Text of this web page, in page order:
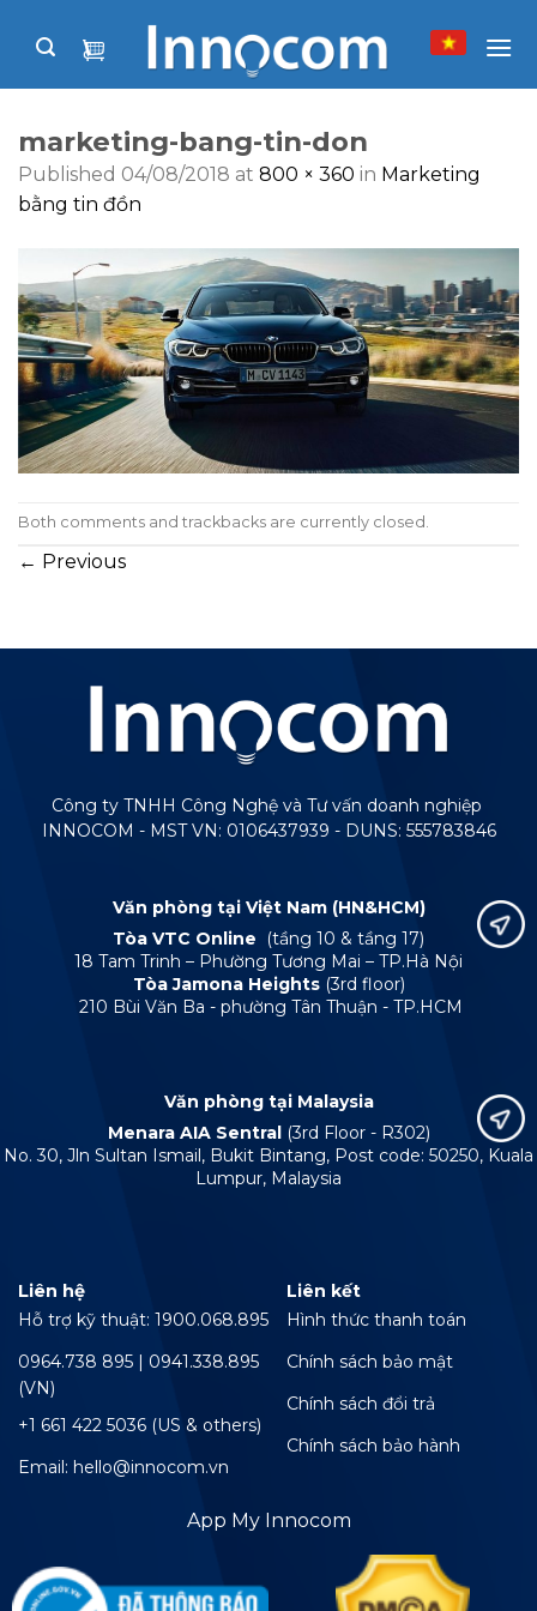
marketing-bang-tin-don
Published 04/08/2018 at 800 × 360 in Marketing
bằng tin đồn
Both comments and trackbacks are currently closed.
← Previous
Công ty TNHH Công Nghệ và Tư vấn doanh nghiệp
INNOCOM - MST VN: 0106437939 - DUNS: 555783846
Văn phòng tại Việt Nam (HN&HCM)
Tòa VTC Online
(tầng 10 & tầng 17)
18 Tam Trinh – Phường Tương Mai – TP.Hà Nội
Tòa Jamona Heights (3rd floor)
210 Bùi Văn Ba - phường Tân Thuận - TP.HCM
Văn phòng tại Malaysia
Menara AIA Sentral (3rd Floor - R302)
No. 30, Jln Sultan Ismail, Bukit Bintang, Post code: 50250, Kuala
Lumpur, Malaysia
Liên hệ
Hỗ trợ kỹ thuật: 1900.068.895
0964.738 895 | 0941.338.895
(VN)
+1 661 422 5036 (US & others)
Email: hello@innocom.vn
Liên kết
Hình thức thanh toán
Chính sách bảo mật
Chính sách đổi trả
Chính sách bảo hành
App My Innocom